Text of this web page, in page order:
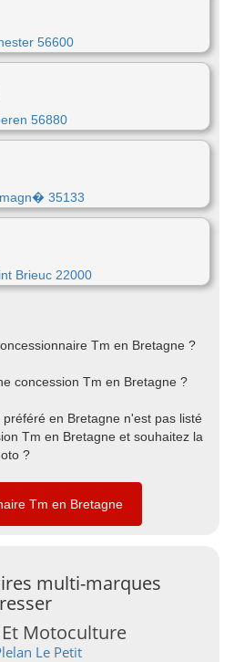
56600
56880
35133
Brieuc 22000
Tm en Bretagne ?
concession Tm en Bretagne ?
en Bretagne n'est pas listé
Tm en Bretagne et souhaitez la
?
Tm en Bretagne
multi-marques
Motoculture
Le Petit